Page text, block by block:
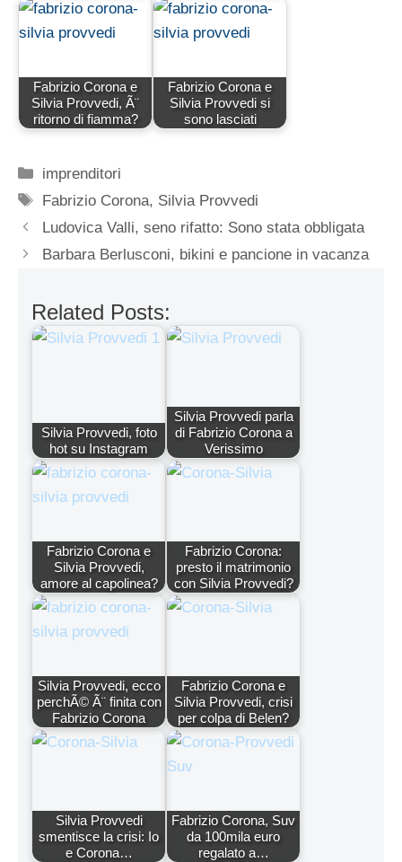
Fabrizio Corona e
Silvia Provvedi, Ã¨
ritorno di fiamma?
Fabrizio Corona e
Silvia Provvedi si
sono lasciati
Categorie
imprenditori
Tag
Fabrizio Corona, Silvia Provvedi
Ludovica Valli, seno rifatto: Sono stata obbligata
Barbara Berlusconi, bikini e pancione in vacanza
Related Posts:
Silvia Provvedi, foto
hot su Instagram
Silvia Provvedi parla
di Fabrizio Corona a
Verissimo
Fabrizio Corona e
Silvia Provvedi,
amore al capolinea?
Fabrizio Corona:
presto il matrimonio
con Silvia Provvedi?
Silvia Provvedi, ecco
perchÃ© Ã¨ finita con
Fabrizio Corona
Fabrizio Corona e
Silvia Provvedi, crisi
per colpa di Belen?
Silvia Provvedi
smentisce la crisi: Io
e Corona…
Fabrizio Corona, Suv
da 100mila euro
regalato a…